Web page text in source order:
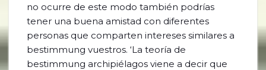
no ocurre de este modo también podrías
tener una buena amistad con diferentes
personas que comparten intereses similares a
bestimmung vuestros. ‘La teoría de
bestimmung archipiélagos viene a decir que